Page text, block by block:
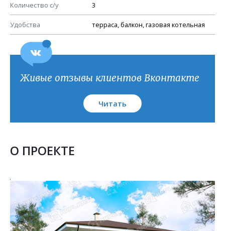
Количество с/у 3
Удобства терраса, балкон, газовая котельная
План кровли
Живые отзывы клиентов Вконтакте
Читать
О ПРОЕКТЕ